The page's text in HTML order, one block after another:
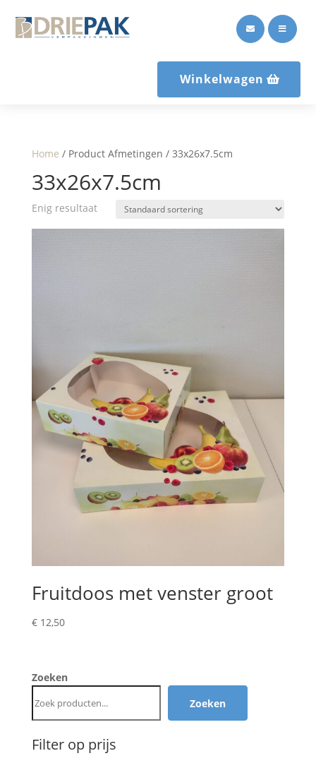
 
Winkelwagen
Home / Product Afmetingen / 33x26x7.5cm
33x26x7.5cm
Enig resultaat
Fruitdoos met venster groot
€12,50
Zoeken
Zoeken
Filter op prijs